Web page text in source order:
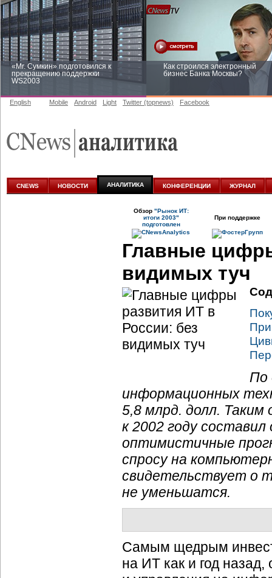
«Mr. Сумкин» подготовился к
прекращению поддержки
WS2003
Как строился электронный
бизнес Банка Москвы?
аналитике
English Mobile Android Light Twitter (topnews) Facebook
CNEWS НОВОСТИ АНАЛИТИКА КОНФЕРЕНЦИИ ЖУРНАЛ
Обзор "Рынок ИТ:
итоги 2003"
подготовлен
При поддержке
Главные
видимых туч
По
информационных
5,8 млрд. долл.
к 2002 году
оптимистичные
спросу на
свидетельствует о
не уменьшатся.
Самым щедрым
на ИТ как и год назад,